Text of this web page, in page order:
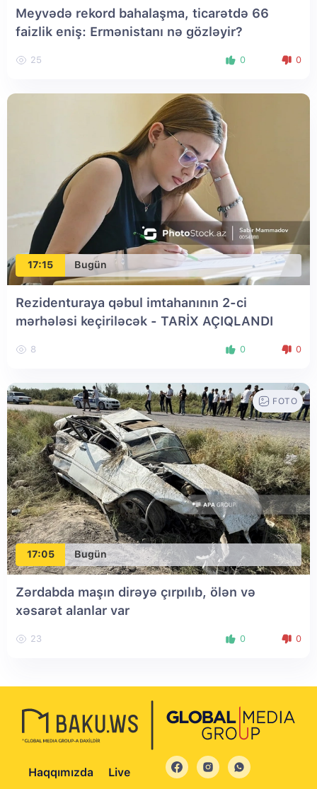
Meyvədə rekord bahalaşma, ticarətdə 66
faizlik eniş: Ermənistanı nə gözləyir?
25 0 0
17:15 Bugün
Rezidenturaya qəbul imtahanının 2-ci
mərhələsi keçiriləcək - TARİX AÇIQLANDI
8 0 0
17:05 Bugün
FOTO
Zərdabda maşın dirəyə çırpılıb, ölən və
xəsarət alanlar var
23 0 0
Haqqımızda Live